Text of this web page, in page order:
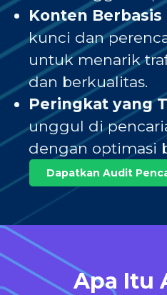
Konten Berbasis
kunci dan
untuk menarik
dan berkualitas.
Peringkat yang
unggul di
dengan optimasi
Dapatkan Audit
Apa Itu